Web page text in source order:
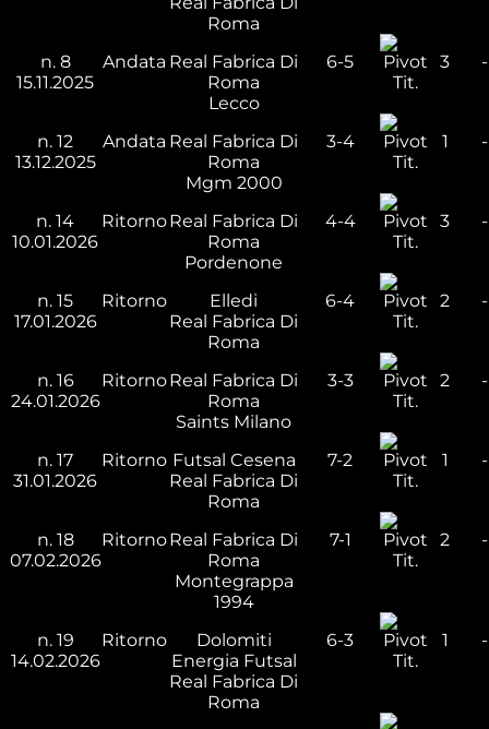
Roma
n. 8
15.11.2025
Andata Real Fabrica Di
Roma
Lecco
6-5
Tit.
3 -
n.12
13.12.2025
Andata Real Fabrica Di
Roma
Mgm 2000
3-4
Tit.
1 -
n.14
10.01.2026
RitornoReal Fabrica Di
Roma
Pordenone
4-4
Tit.
3 -
n.15
17.01.2026
Ritorno
Elledi
Real Fabrica Di
Roma
6-4
Tit.
2 -
n. 16
24.01.2026
RitornoReal Fabrica Di
Roma
Saints Milano
3-3
Tit.
2 -
n.17
31.01.2026
Ritorno Futsal Cesena
Real Fabrica Di
Roma
7-2
Tit.
1 -
n. 18
07.02.2026
RitornoReal Fabrica Di
Roma
Montegrappa
1994
7-1
Tit.
2 -
n. 19
14.02.2026
Ritorno
Dolomiti
Energia Futsal
Real Fabrica Di
Roma
6-3
Tit.
1 -